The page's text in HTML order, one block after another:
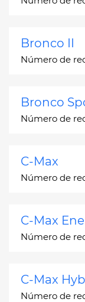
Bronco II
Número de
Bronco
Número de
C-Max
Número de
C-Max
Número de
C-Max
Número de